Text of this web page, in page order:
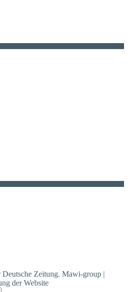
Zeitung. Mawi-group |
der Website